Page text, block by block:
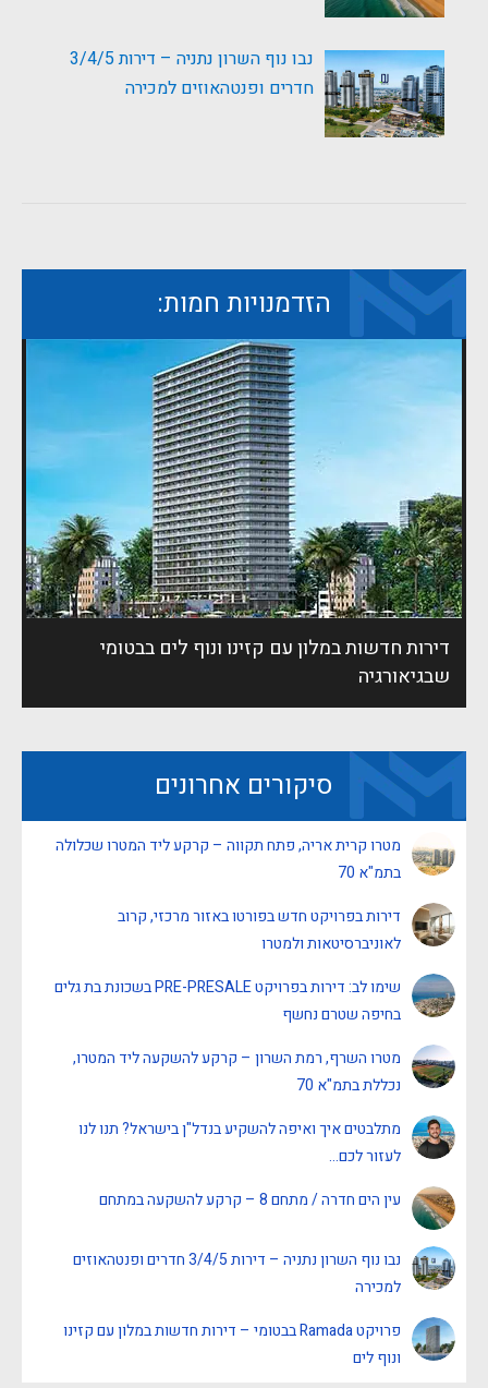
נבו נוף השרון נתניה – דירות 3/4/5
חדרים ופנטהאוזים למכירה
הזדמנויות חמות:
דירות חדשות במלון עם קזינו ונוף לים בבטומי
שבגיאורגיה
סיקורים אחרונים
מטרו קרית אריה, פתח תקווה – קרקע ליד המטרו שכלולה
בתמ"א 70
דירות בפרויקט חדש בפורטו באזור מרכזי, קרוב
לאוניברסיטאות ולמטרו
שימו לב: דירות בפרויקט PRE-PRESALE בשכונת בת גלים
בחיפה שטרם נחשף
מטרו השרף, רמת השרון – קרקע להשקעה ליד המטרו,
נכללת בתמ"א 70
מתלבטים איך ואיפה להשקיע בנדל"ן בישראל? תנו לנו
לעזור לכם…
עין הים חדרה / מתחם 8 – קרקע להשקעה במתחם
נבו נוף השרון נתניה – דירות 3/4/5 חדרים ופנטהאוזים
למכירה
פרויקט Ramada בבטומי – דירות חדשות במלון עם קזינו
ונוף לים